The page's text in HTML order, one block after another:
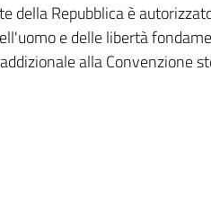
della Repubblica è
e delle libertà
alla Convenzione